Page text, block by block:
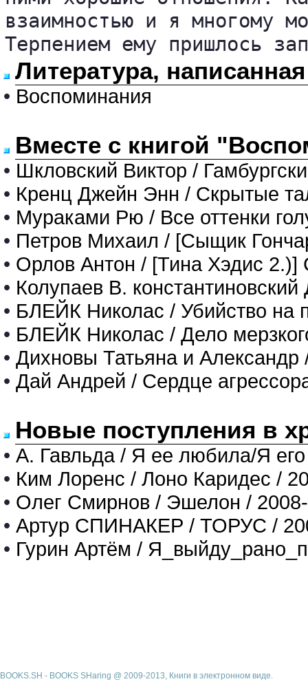
взаимностью и я многому
Терпением ему пришлось
Литература,
• Воспоминания
Вместе с книгой
• Шкловский Виктор /
• Кренц Джейн Энн / Скрытые
• Мураками Рю / Все оттенки
• Петров Михаил / [Сыщик
• Орлов Антон / [Тина Хэдис 2.)]
• Колупаев В.
• БЛЕЙК Николас / Убийство на
• БЛЕЙК Николас / Дело
• Дихновы Татьяна и Александр
• Дай Андрей / Сердце
Новые поступления в
• А. Гавльда / Я ее любила/Я
• Ким Лоренс / Лоно Каридес /
• Олег Смирнов / Эшелон /
• Артур СПИНАКЕР / ТОРУС /
• Гурин Артём /
BOOKS.SH - BOOKS SHaring @ 2009-2013, Книги в электронном виде.